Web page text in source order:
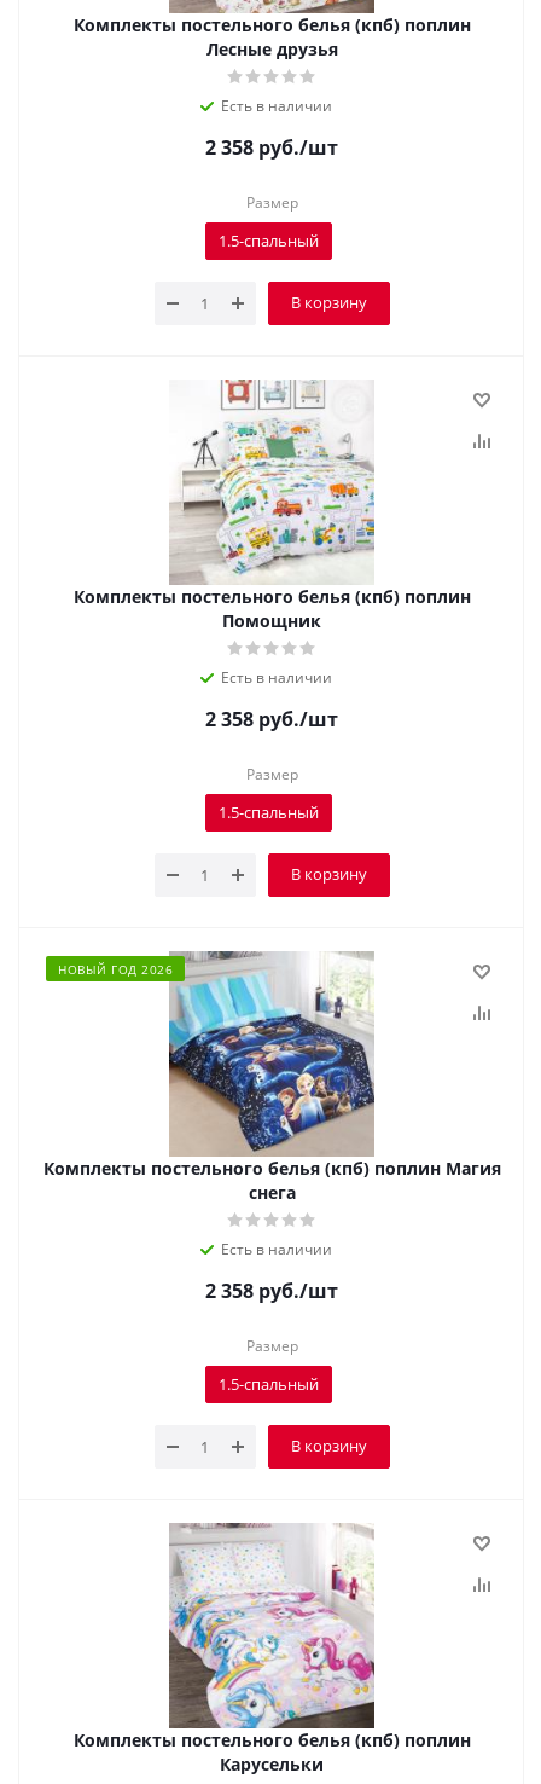
Комплекты постельного белья (кпб) поплин
Лесные друзья
Есть в наличии
2 358 руб./шт
Размер
1.5-спальный
В корзину
Комплекты постельного белья (кпб) поплин
Помощник
Есть в наличии
2 358 руб./шт
Размер
1.5-спальный
В корзину
НОВЫЙ ГОД 2026
Комплекты постельного белья (кпб) поплин Магия
снега
Есть в наличии
2 358 руб./шт
Размер
1.5-спальный
В корзину
Комплекты постельного белья (кпб) поплин
Карусельки